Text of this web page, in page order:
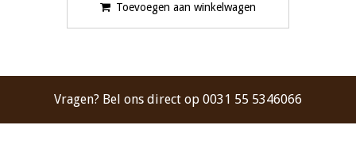
Toevoegen aan winkelwagen
Vragen? Bel ons direct op 0031 55 5346066